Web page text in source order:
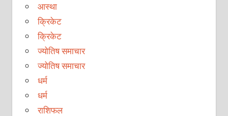
आस्था
क्रिकेट
क्रिकेट
ज्योतिष समाचार
ज्योतिष समाचार
धर्म
धर्म
राशिफल